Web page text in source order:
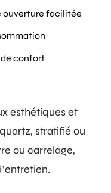
ouverture facilitée
confort
esthétiques et
stratifié ou
ou carrelage,